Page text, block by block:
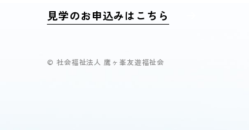
見学のお申込みはこちら
© 社会福祉法人 鷹ヶ峯友遊福祉会